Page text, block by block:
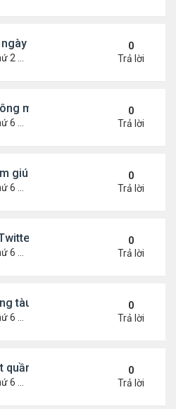
càng rời xa Mặt Trời?
2022 12:00 pm
0
Trả lời
một lúc
2022 4:18 pm
0
Trả lời
giúp giảm mỡ bụng
2022 3:08 pm
0
Trả lời
lừa
2022 3:01 pm
0
Trả lời
tàu vũ trụ tái sử dụng bí ẩn
2022 2:24 pm
0
Trả lời
áo
2022 2:21 pm
0
Trả lời